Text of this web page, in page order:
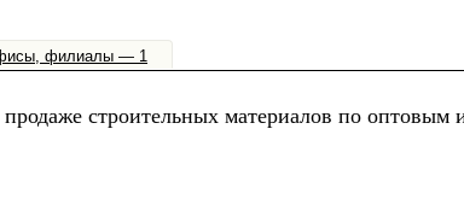
филиалы — 1
строительных материалов по